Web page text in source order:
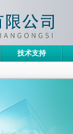
技术支持